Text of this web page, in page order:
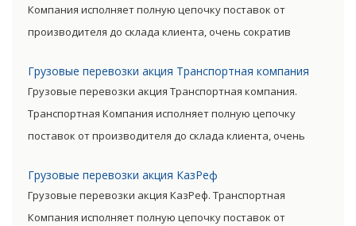
Компания исполняет полную цепочку поставок от
производителя до склада клиента, очень сократив
уменьшить транспортные затраты, существенно снизив
уровень итоговой цены товара.
Грузовые перевозки акция Транспортная компания
Грузовые перевозки акция Транспортная компания.
Транспортная Компания исполняет полную цепочку
поставок от производителя до склада клиента, очень
позволяют уменьшить транспортные затраты,
существенно снизив уровень итоговой цены товара.
Грузовые перевозки акция КазРеф
Грузовые перевозки акция КазРеф. Транспортная
Компания исполняет полную цепочку поставок от